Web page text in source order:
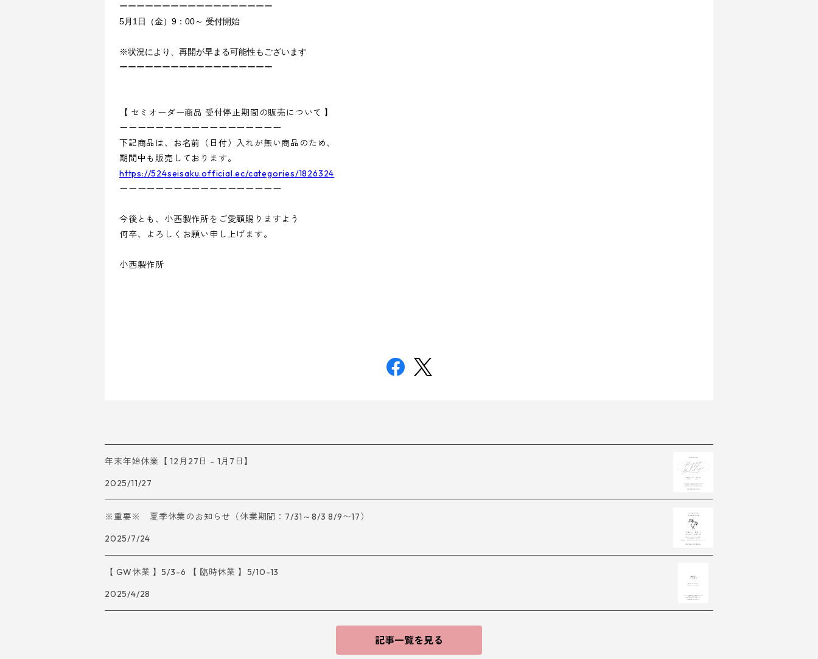
ーーーーーーーーーーーーーーーーーー
5月1日（金）9：00～ 受付開始
※状況により、再開が早まる可能性もございます
ーーーーーーーーーーーーーーーーーー
【 セミオーダー商品 受付停止期間の販売について 】
ーーーーーーーーーーーーーーーーーー
下記商品は、お名前（日付）入れが無い商品のため、
期間中も販売しております。
https://524seisaku.official.ec/categories/1826324
ーーーーーーーーーーーーーーーーーー
今後とも、小西製作所をご愛顧賜りますよう
何卒、よろしくお願い申し上げます。
小西製作所
年末年始休業【 12月27日 - 1月7日】
2025/11/27
※重要※ 夏季休業のお知らせ（休業期間：7/31～8/3 8/9〜17）
2025/7/24
【 GW休業 】5/3-6 【 臨時休業 】5/10-13
2025/4/28
記事一覧を見る